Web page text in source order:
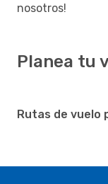
nosotros!
Planea tu
Rutas de vuelo